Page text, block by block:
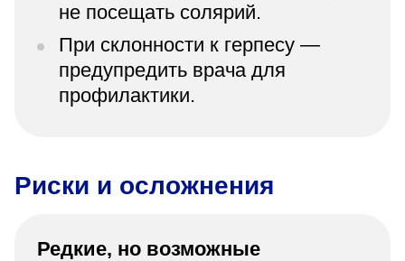
не посещать солярий.
При склонности к герпесу —
предупредить врача для
профилактики.
Риски и осложнения
Редкие, но возможные